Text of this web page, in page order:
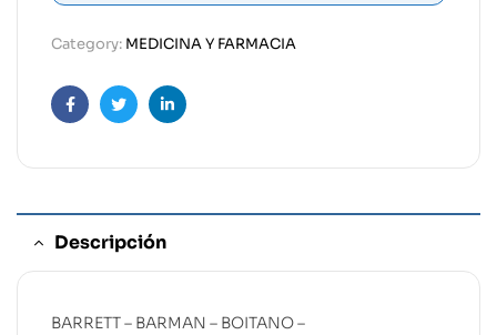
Category: MEDICINA Y FARMACIA
FacebookTwitterLinkedin
Descripción
BARRETT – BARMAN – BOITANO –